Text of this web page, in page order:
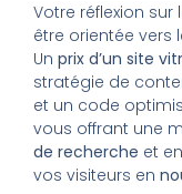
Votre réflexion sur
être orientée vers
Un prix d’un site
stratégie de
et un code
vous offrant une
de recherche et
vos visiteurs en